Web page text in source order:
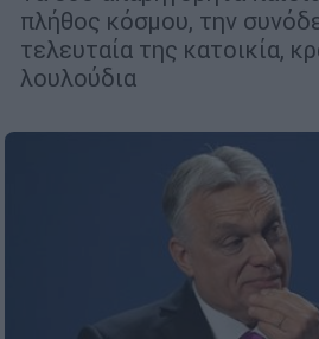
πλήθος κόσμου, την
τελευταία της κατοικία,
λουλούδια